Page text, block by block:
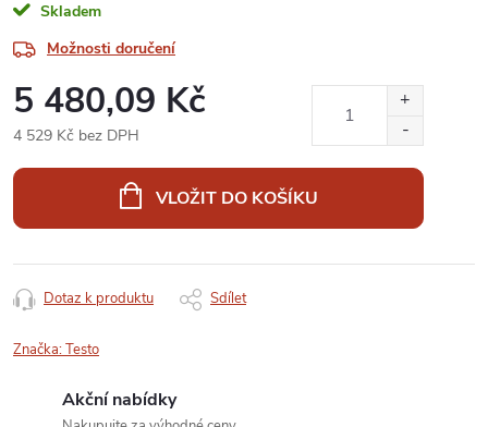
Skladem
Možnosti doručení
5 480,09 Kč
4 529 Kč bez DPH
VLOŽIT DO KOŠÍKU
Dotaz k produktu Sdílet
Značka:Testo
Akční nabídky